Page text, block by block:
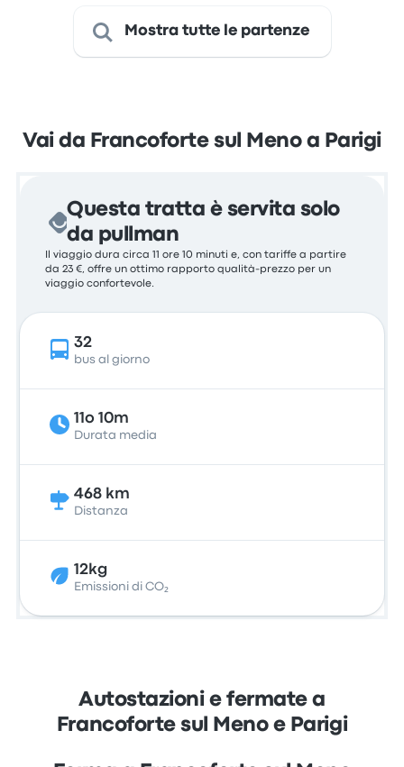
Mostra tutte le partenze
Vai da Francoforte sul Meno a Parigi
Questa tratta è servita solo
da pullman
Il viaggio dura circa 11 ore 10 minuti e, con tariffe a partire
da 23 €, offre un ottimo rapporto qualità-prezzo per un
viaggio confortevole.
32
bus al giorno
11o 10m
Durata media
468 km
Distanza
12kg
Emissioni di CO₂
Autostazioni e fermate a
Francoforte sul Meno e Parigi